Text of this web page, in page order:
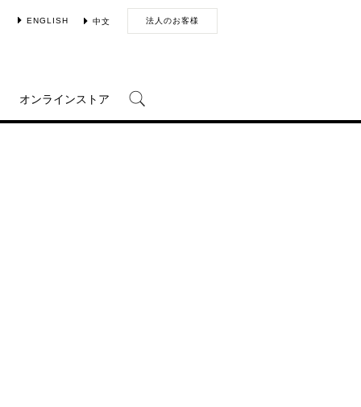
ENGLISH 中文 法人のお客様
オンラインストア